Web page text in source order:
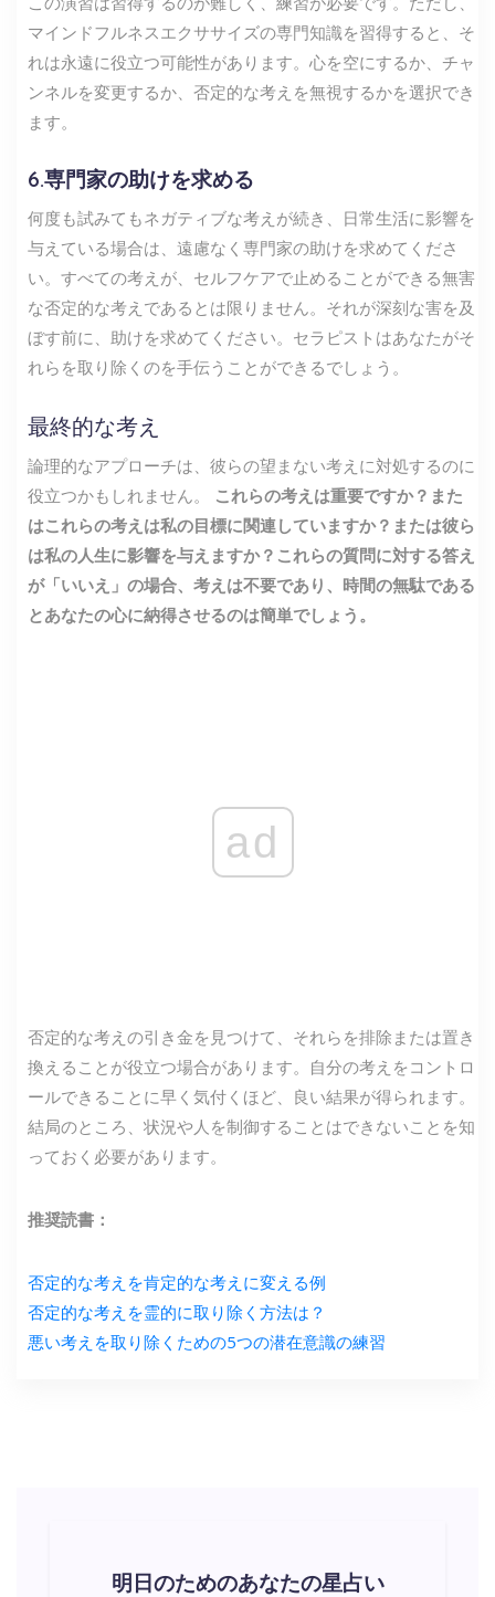
マインドフルネスエクササイズの専門知識を習得すると、そ
れは永遠に役立つ可能性があります。心を空にするか、チャ
ンネルを変更するか、否定的な考えを無視するかを選択でき
ます。
6.専門家の助けを求める
何度も試みてもネガティブな考えが続き、日常生活に影響を
与えている場合は、遠慮なく専門家の助けを求めてくださ
い。すべての考えが、セルフケアで止めることができる無害
な否定的な考えであるとは限りません。それが深刻な害を及
ぼす前に、助けを求めてください。セラピストはあなたがそ
れらを取り除くのを手伝うことができるでしょう。
最終的な考え
論理的なアプローチは、彼らの望まない考えに対処するのに
役立つかもしれません。 これらの考えは重要ですか？また
はこれらの考えは私の目標に関連していますか？または彼ら
は私の人生に影響を与えますか？これらの質問に対する答え
が「いいえ」の場合、考えは不要であり、時間の無駄である
とあなたの心に納得させるのは簡単でしょう。
ad
否定的な考えの引き金を見つけて、それらを排除または置き
換えることが役立つ場合があります。自分の考えをコントロ
ールできることに早く気付くほど、良い結果が得られます。
結局のところ、状況や人を制御することはできないことを知
っておく必要があります。
推奨読書：
否定的な考えを肯定的な考えに変える例
否定的な考えを霊的に取り除く方法は？
悪い考えを取り除くための5つの潜在意識の練習
明日のためのあなたの星占い